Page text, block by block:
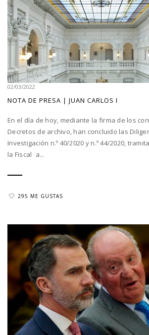
02/03/2022
NOTA DE PRESA | JUAN CARLOS I
En el día de hoy, mediante la firma de los
Decretos de archivo, han concluido las
Investigación n.º 40/2020 y n.º 44/2020,
la Fiscal a...
295 ME GUSTAS